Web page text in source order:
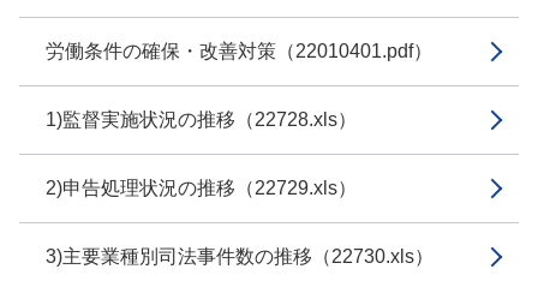
労働条件の確保・改善対策（22010401.pdf）
1)監督実施状況の推移（22728.xls）
2)申告処理状況の推移（22729.xls）
3)主要業種別司法事件数の推移（22730.xls）